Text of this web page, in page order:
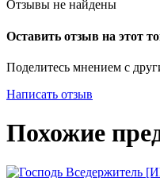
Отзывы не найдены
Оставить отзыв на этот
Поделитесь мнением с
Написать отзыв
Похожие